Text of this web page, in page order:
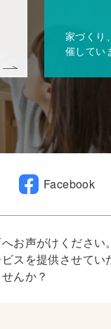
家づくり
催してい
Facebook
お声がけください。
スを提供させてい
んか？